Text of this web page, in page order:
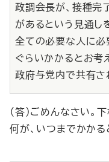
政調会長が、接種完
があるという見通し
全ての必要な人に
ぐらいかかるとお考
政府与党内で共有さ
（答）ごめんなさい。
何が、いつまでかかる